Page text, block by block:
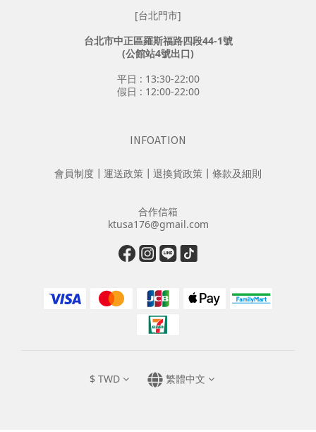
[台北門市]
台北市中正區羅斯福路四段44-1號
(公館站4號出口)
平日 : 13:30-22:00
假日 : 12:00-22:00
INFOATION
會員制度 ┃ 運送政策 ┃ 退換貨政策 ┃ 條款及細則
合作信箱
ktusa176@gmail.com
$ TWD 繁體中文